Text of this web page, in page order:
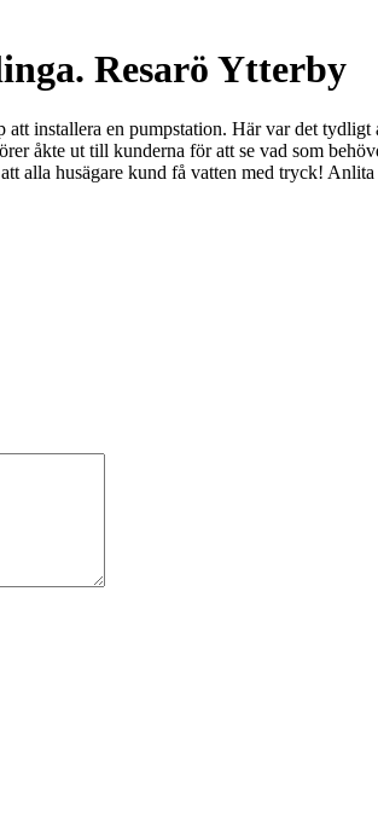
Resarö Ytterby
installera en pumpstation. Här var det
åkte ut till kunderna för att se vad som
alla husägare kund få vatten med tryck!